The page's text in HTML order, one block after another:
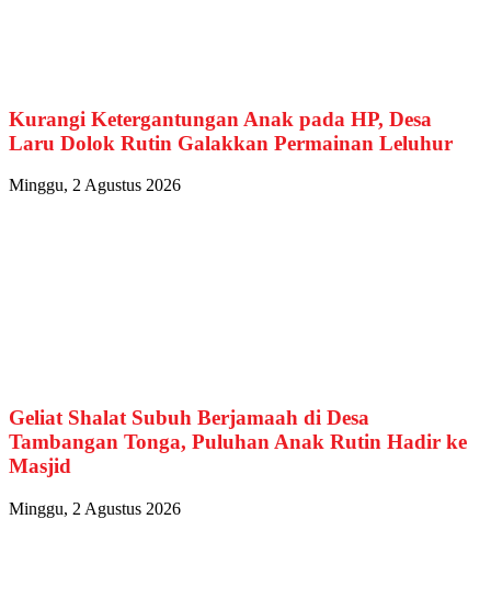
Kurangi Ketergantungan Anak pada HP, Desa
Laru Dolok Rutin Galakkan Permainan Leluhur
Minggu, 2 Agustus 2026
Geliat Shalat Subuh Berjamaah di Desa
Tambangan Tonga, Puluhan Anak Rutin Hadir ke
Masjid
Minggu, 2 Agustus 2026